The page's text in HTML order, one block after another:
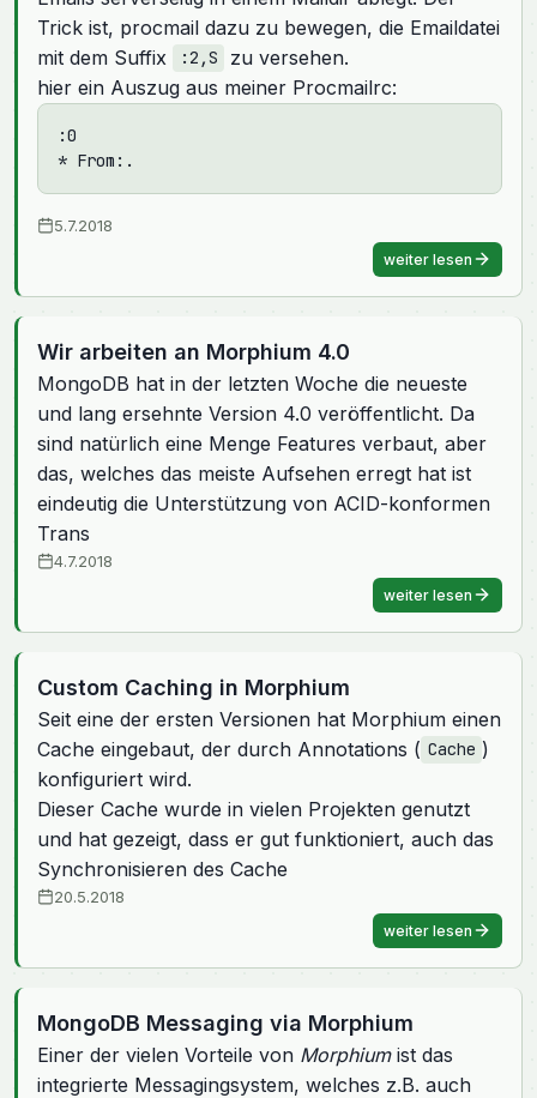
Trick ist, procmail dazu zu bewegen, die Emaildatei
mit dem Suffix
:2,S
zu versehen.
hier ein Auszug aus meiner Procmailrc:
:0
* From:.
5.7.2018
weiter lesen
Wir arbeiten an Morphium 4.0
MongoDB hat in der letzten Woche die neueste
und lang ersehnte Version 4.0 veröffentlicht. Da
sind natürlich eine Menge Features verbaut, aber
das, welches das meiste Aufsehen erregt hat ist
eindeutig die Unterstützung von ACID-konformen
Trans
4.7.2018
weiter lesen
Custom Caching in Morphium
Seit eine der ersten Versionen hat Morphium einen
Cache eingebaut, der durch Annotations ( Cache )
konfiguriert wird.
Dieser Cache wurde in vielen Projekten genutzt
und hat gezeigt, dass er gut funktioniert, auch das
Synchronisieren des Cache
20.5.2018
weiter lesen
MongoDB Messaging via Morphium
Einer der vielen Vorteile von Morphiumist das
integrierte Messagingsystem, welches z.B. auch